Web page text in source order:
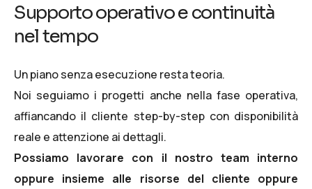
Supporto operativo e continuità
nel tempo
Un piano senza esecuzione resta teoria.
Noi seguiamo i progetti anche nella fase operativa,
affiancando il cliente step-by-step con disponibilità
reale e attenzione ai dettagli.
Possiamo lavorare con il nostro team interno
oppure insieme alle risorse del cliente oppure